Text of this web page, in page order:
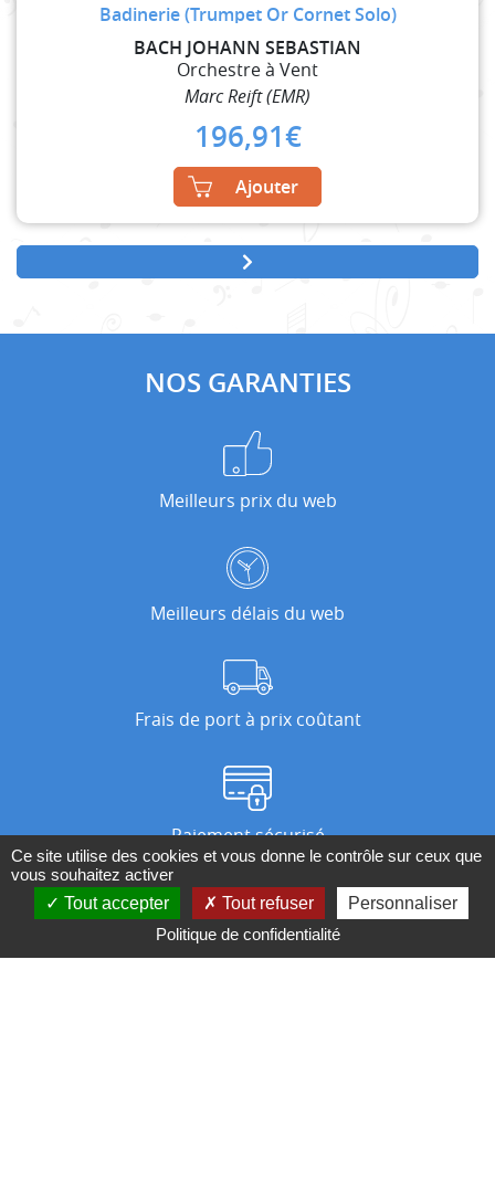
Badinerie (Trumpet Or Cornet Solo)
BACH JOHANN SEBASTIAN
Orchestre à Vent
Marc Reift (EMR)
196,91€
Ajouter
NOS GARANTIES
Meilleurs prix du web
Meilleurs délais du web
Frais de port à prix coûtant
Paiement sécurisé
Nos magasins
Ce site utilise des cookies et vous donne le contrôle sur ceux que
vous souhaitez activer
Tout accepter
Tout refuser
Personnaliser
Politique de confidentialité